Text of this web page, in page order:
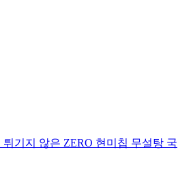
기지 않은 ZERO 현미칩 무설탕 국